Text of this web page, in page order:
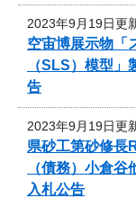
2023年9月19日更
空宙博展示物「
（SLS）模型
告
2023年9月19日更
県砂工第砂修長
（債務）小倉
入札公告